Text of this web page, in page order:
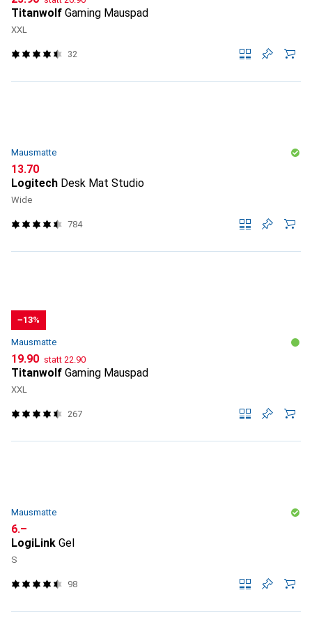
Titanwolf Gaming Mauspad
XXL
32
Mausmatte
CHF
13.70
Logitech Desk Mat Studio
Wide
784
−13%
Mausmatte
CHF
19.90 statt CHF
22.90
Titanwolf Gaming Mauspad
XXL
267
Mausmatte
CHF
6.–
LogiLink Gel
S
98